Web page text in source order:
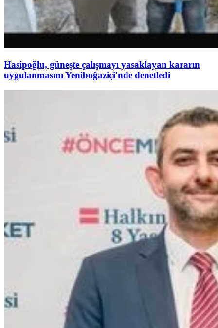
Hasipoğlu, güneşte çalışmayı yasaklayan kararın
uygulanmasını Yeniboğaziçi'nde denetledi